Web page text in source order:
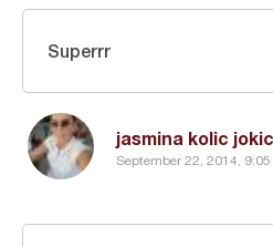
jasmina kolic jokic
September 22, 2014,
Superrr